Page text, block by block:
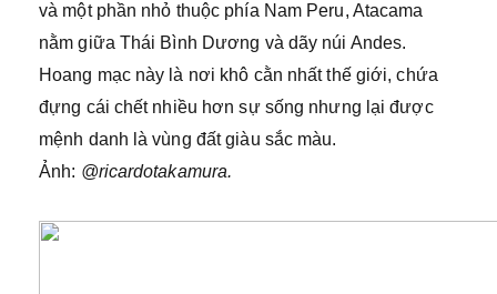
và một phần nhỏ thuộc phía Nam Peru, Atacama
nằm giữa Thái Bình Dương và dãy núi Andes.
Hoang mạc này là nơi khô cằn nhất thế giới, chứa
đựng cái chết nhiều hơn sự sống nhưng lại được
mệnh danh là vùng đất giàu sắc màu.
Ảnh: @ricardotakamura.